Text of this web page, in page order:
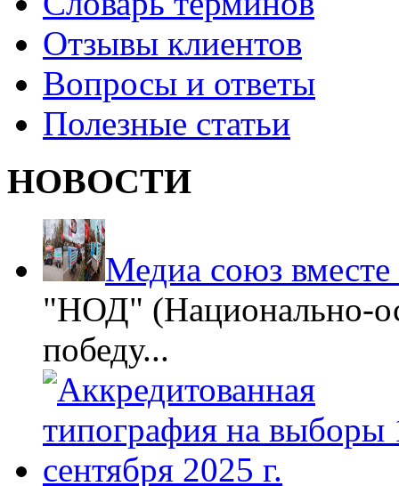
Отзывы клиентов
Вопросы и ответы
Полезные статьи
НОВОСТИ
Медиа союз
"НОД" (Национально-
победу...